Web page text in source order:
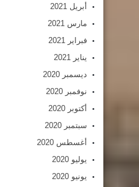
أبريل 2021
مارس 2021
فبراير 2021
يناير 2021
ديسمبر 2020
نوفمبر 2020
أكتوبر 2020
سبتمبر 2020
أغسطس 2020
يوليو 2020
يونيو 2020